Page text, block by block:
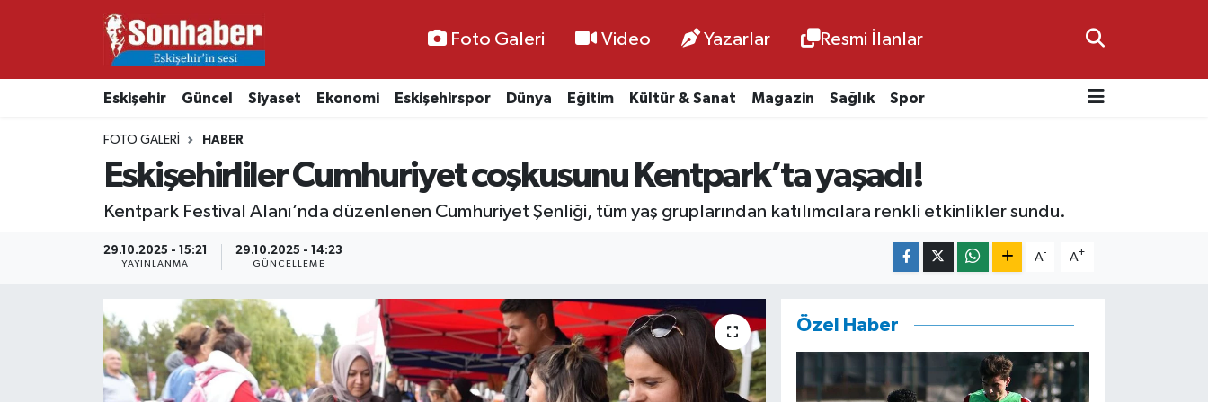
Foto Galeri Video Yazarlar Resmi İlanlar
Eskişehir Güncel Siyaset Ekonomi Eskişehirspor Dünya Eğitim Kültür & Sanat Magazin Sağlık Spor
FOTO GALERI HABER
Eskişehirliler Cumhuriyet coşkusunu Kentpark’ta yaşadı!
Kentpark Festival Alanı’nda düzenlenen Cumhuriyet Şenliği, tüm yaş gruplarından katılımcılara renkli etkinlikler sundu.
29.10.2025 - 15:21
YAYINLANMA
29.10.2025 - 14:23
GÜNCELLEME
A- A+
Özel Haber
Ekonomi
Kültür & Sanat
Resmi İlanlar
Nöbetçi Eczaneler
Namaz Vakitleri
Trafik Durumu
Süper Lig Puan Durumu ve Fikstür
Son Dakika Haberleri
Haber Arşivi